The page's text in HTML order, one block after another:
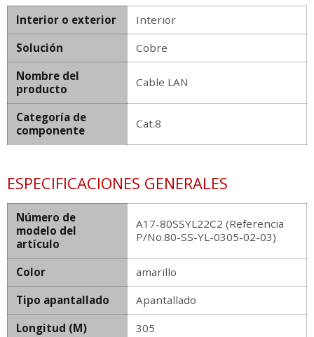
Interior o exterior
Interior
Solución
Cobre
Nombre del
producto
Cable LAN
Categoría de
componente
Cat.8
ESPECIFICACIONES GENERALES
Número de
modelo del
artículo
A17-80SSYL22C2 (Referencia
P/No.80-SS-YL-0305-02-03)
Color
amarillo
Tipo apantallado
Apantallado
Longitud (M)
305